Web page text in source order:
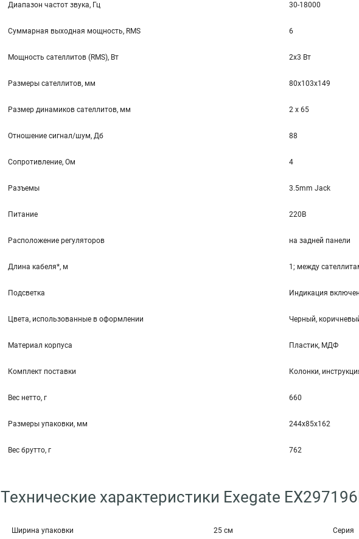
Диапазон частот звука, Гц 30-18000
Cуммарная выходная мощность, RMS 6
Мощность сателлитов (RMS), Вт 2x3 Вт
Размеры сателлитов, мм 80x103x149
Размер динамиков сателлитов, мм 2 x 65
Отношение сигнал/шум, Дб 88
Cопротивление, Ом 4
Разъемы 3.5mm Jack
Питание 220В
Расположение регуляторов на задней панели
Длина кабеля*, м 1; между
Подсветка Индикация
Цвета, использованные в оформлении Черный,
Материал корпуса Пластик, МДФ
Комплект поставки Колонки,
Вес нетто, г 660
Размеры упаковки, мм 244x85x162
Вес брутто, г 762
Технические характеристики Exegate
Ширина упаковки 25 см Серия